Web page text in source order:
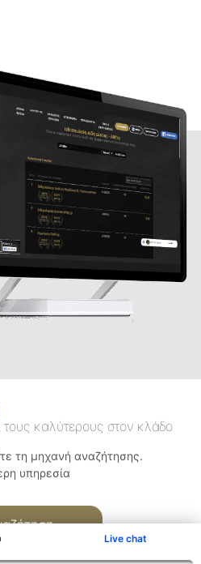
Live chat
καλύτερους στον κλάδο
τη μηχανή αναζήτησης.
υπηρεσία